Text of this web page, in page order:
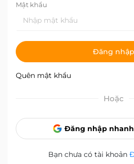
Mật khẩu
Đăng nhập
Quên mật khẩu
Hoặc
Đăng nhập nhanh
Bạn chưa có tài khoản